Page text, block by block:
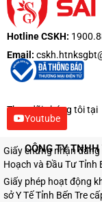
Hotline CSKH:
Email:
Theo dõi chúng tôi tại
Youtube
CÔNG TY
Giấy chứng nhận
Hoạch và Đầu Tư Tỉnh
Giấy phép hoạt động
sở Y Tế Tỉnh Bến Tre